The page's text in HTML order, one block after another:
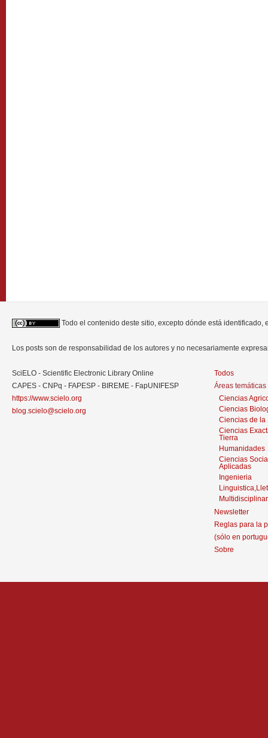
Todo el contenido deste sitio, excepto dónde está identificado,
Los posts son de responsabilidad de los autores y no necesariamente
SciELO - Scientific Electronic Library Online
CAPES - CNPq - FAPESP - BIREME - FapUNIFESP
https://www.scielo.org
blog.scielo@scielo.org
Todos
Áreas temáticas
Ciencias
Ciencias
Ciencias de la
Ciencias
Tierra
Humanidades
Ciencias
Aplicadas
Ingenieria
Newsletter
Reglas para la
(sólo en
Sobre